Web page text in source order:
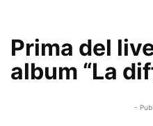
Prima del
album “La
-